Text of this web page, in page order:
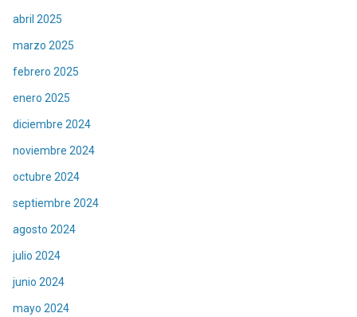
abril 2025
marzo 2025
febrero 2025
enero 2025
diciembre 2024
noviembre 2024
octubre 2024
septiembre 2024
agosto 2024
julio 2024
junio 2024
mayo 2024